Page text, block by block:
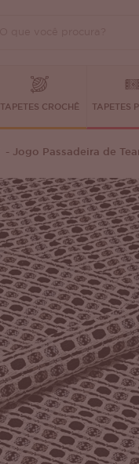
TAPETES CROCHÊ TAPETES
- Jogo Passadeira de